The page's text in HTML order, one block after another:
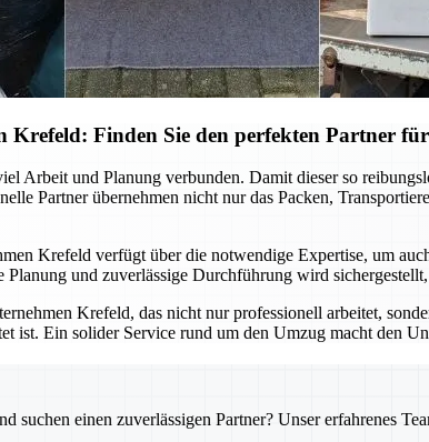
Krefeld: Finden Sie den perfekten Partner
Arbeit und Planung verbunden. Damit dieser so
Partner übernehmen nicht nur das Packen,
Krefeld verfügt über die notwendige Expertise, um
Planung und zuverlässige Durchführung wird
Krefeld, das nicht nur professionell arbeitet,
ist. Ein solider Service rund um den Umzug macht den
suchen einen zuverlässigen Partner? Unser erfahrenes